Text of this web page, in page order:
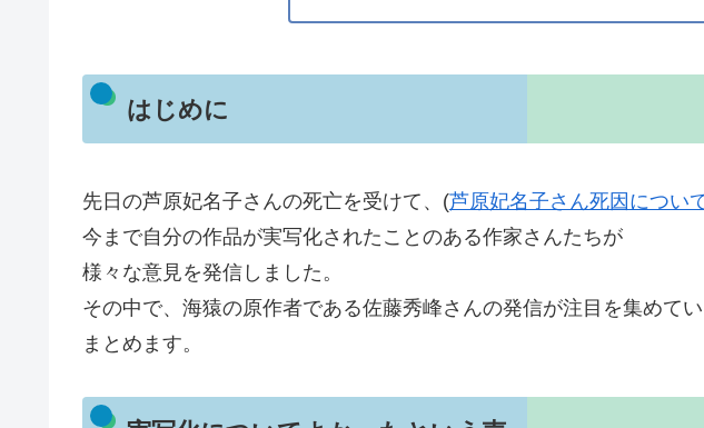
はじめに
先日の芦原妃名子さんの死亡を受けて、(芦原妃名子さん死因につい
今まで自分の作品が実写化されたことのある作家さんたちが
様々な意見を発信しました。
その中で、海猿の原作者である佐藤秀峰さんの発信が注目を集めて
まとめます。